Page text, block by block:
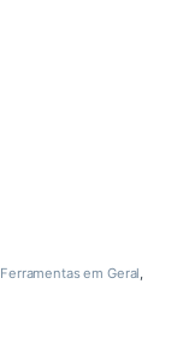
Ferramentas em Geral,